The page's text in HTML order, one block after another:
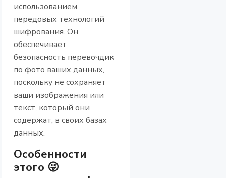
использованием
передовых технологий
шифрования. Он
обеспечивает
безопасность перевочдик
по фото ваших данных,
поскольку не сохраняет
ваши изображения или
текст, который они
содержат, в своих базах
данных.
Особенности
этого 😜